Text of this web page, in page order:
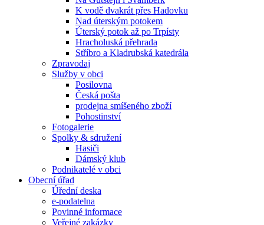
K vodě dvakrát přes Hadovku
Nad úterským potokem
Úterský potok až po Trpísty
Hracholuská přehrada
Stříbro a Kladrubská katedrála
Zpravodaj
Služby v obci
Posilovna
Česká pošta
prodejna smíšeného zboží
Pohostinství
Fotogalerie
Spolky & sdružení
Hasiči
Dámský klub
Podnikatelé v obci
Obecní úřad
Úřední deska
e-podatelna
Povinné informace
Veřejné zakázky